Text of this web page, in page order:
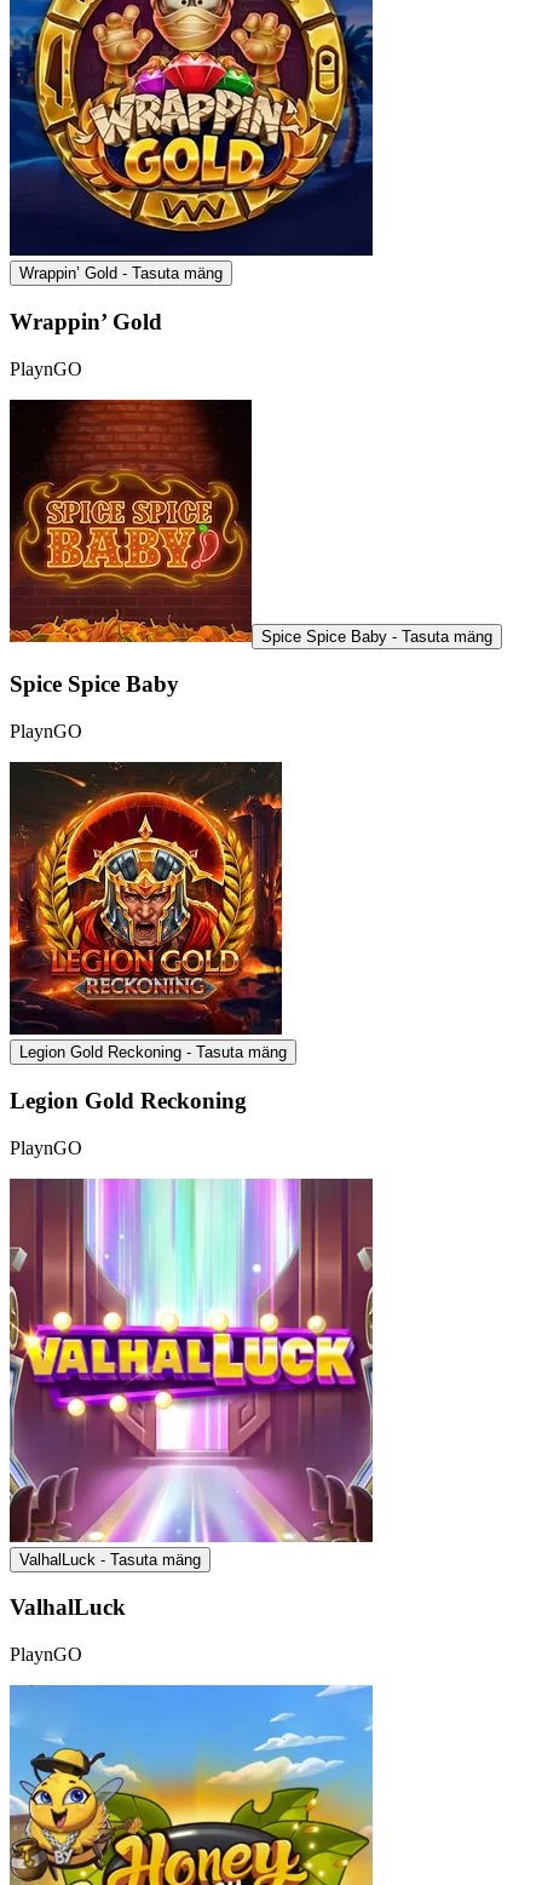
Wrappin’ Gold - Tasuta mäng
Wrappin’ Gold
PlaynGO
Spice Spice Baby - Tasuta mäng
Spice Spice Baby
PlaynGO
Legion Gold Reckoning - Tasuta mäng
Legion Gold Reckoning
PlaynGO
ValhalLuck - Tasuta mäng
ValhalLuck
PlaynGO